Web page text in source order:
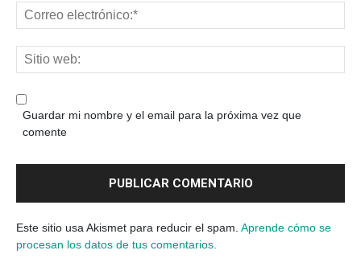
Guardar mi nombre y el email para la próxima vez que
comente
Este sitio usa Akismet para reducir el spam. Aprende cómo se
procesan los datos de tus comentarios.